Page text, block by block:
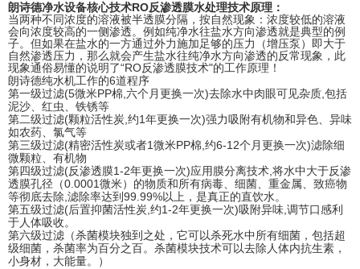
朗诗德净水设备核心技术RO反渗透膜水处理技术原理：
当两种不同浓度的溶液被半透膜分隔，按自然现象：浓度较低的溶液
会向浓度较高的一侧渗透。例如纯净水往盐水方向渗透就是典型的例
子。但如果在盐水的一方通过外力施加足够的压力（增压泵）即大于
自然渗透压力，那么就会产生盐水往纯净水方向渗透的反常现象，此
现象通俗易懂的说明了“RO反渗透膜技术"的工作原理！
朗诗德纯水机工作的6道程序
第一级过滤(5微米PP棉,六个月更换一次)去除水中肉眼可见杂质,包括
泥沙、红虫、铁锈等
第二级过滤(颗粒活性炭,约1年更换一次)强力吸附有机物和异色、异味
如农药、氯气等
第三级过滤(精密活性炭或者1微米PP棉,约6-12个月更换一次)滤除细
微颗粒、有机物
第四级过滤(反渗透膜1-2年更换一次)应用膜分离技术,将水中大于反渗
透膜孔径（0.0001微米）的物质和所有病毒、细菌、重金属、致癌物
等彻底去除,滤除率达到99.99%以上，是真正的直饮水。
第五级过滤(后置抑菌活性炭,约1-2年更换一次)吸附异味,调节口感利
于人体吸收。
第六级过滤（杀菌模块独到之处，它可以杀死水中所有细菌，包括超
级细菌，杀菌率为百分之百。杀菌模块技术可以去除人体内抗生素，
小身材，大能量。）